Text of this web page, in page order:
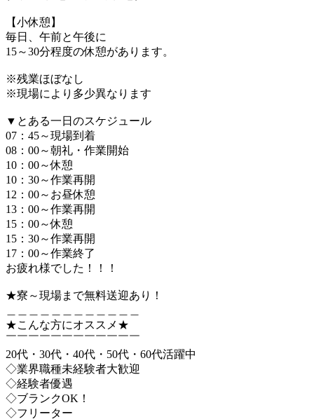
【小休憩】
毎日、午前と午後に
15～30分程度の休憩があります。
※残業ほぼなし
※現場により多少異なります
▼とある一日のスケジュール
07：45～現場到着
08：00～朝礼・作業開始
10：00～休憩
10：30～作業再開
12：00～お昼休憩
13：00～作業再開
15：00～休憩
15：30～作業再開
17：00～作業終了
お疲れ様でした！！！
★寮～現場まで無料送迎あり！
★こんな方にオススメ★
￣￣￣￣￣￣￣￣￣￣￣￣
20代・30代・40代・50代・60代活躍中
◇業界職種未経験者大歓迎
◇経験者優遇
◇ブランクOK！
◇フリーター